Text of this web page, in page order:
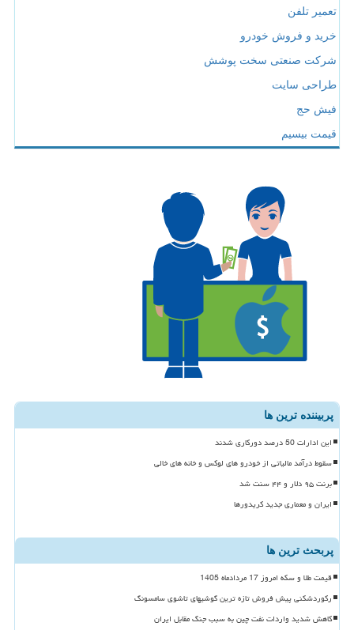
تعمیر تلفن
خرید و فروش خودرو
شرکت صنعتی سخت پوشش
طراحی سایت
فیش حج
قیمت بیسیم
پربیننده ترین ها
این ادارات 50 درصد دورکاری شدند
سقوط درآمد مالیاتی از خودرو های لوکس و خانه های خالی
برنت ۹۵ دلار و ۴۴ سنت شد
ایران و معماری جدید کریدورها
پربحث ترین ها
قیمت طلا و سکه امروز 17 مردادماه 1405
رکوردشکنی پیش فروش تازه ترین گوشیهای تاشوی سامسونگ
کاهش شدید واردات نفت چین به سبب جنگ مقابل ایران